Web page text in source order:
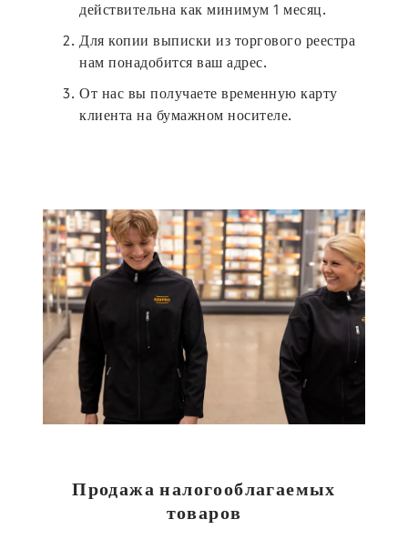
действительна как минимум 1 месяц.
Для копии выписки из торгового реестра
нам понадобится ваш адрес.
От нас вы получаете временную карту
клиента на бумажном носителе.
Продажа налогооблагаемых
товаров